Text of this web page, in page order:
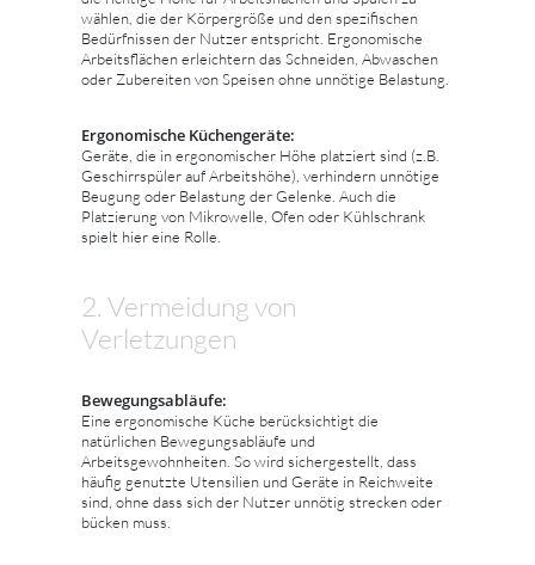
wählen, die der Körpergröße und den spezifischen
Bedürfnissen der Nutzer entspricht. Ergonomische
Arbeitsflächen erleichtern das Schneiden, Abwaschen
oder Zubereiten von Speisen ohne unnötige Belastung.
Ergonomische Küchengeräte:
Geräte, die in ergonomischer Höhe platziert sind (z.B.
Geschirrspüler auf Arbeitshöhe), verhindern unnötige
Beugung oder Belastung der Gelenke. Auch die
Platzierung von Mikrowelle, Ofen oder Kühlschrank
spielt hier eine Rolle.
2. Vermeidung von
Verletzungen
Bewegungsabläufe:
Eine ergonomische Küche berücksichtigt die
natürlichen Bewegungsabläufe und
Arbeitsgewohnheiten. So wird sichergestellt, dass
häufig genutzte Utensilien und Geräte in Reichweite
sind, ohne dass sich der Nutzer unnötig strecken oder
bücken muss.